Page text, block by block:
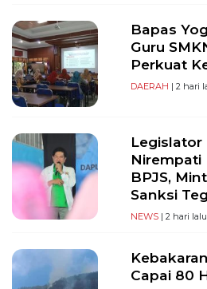
Bapas
Guru
Perkuat
DAERAH | 2 hari
Legislator
Nirempati
BPJS,
Sanksi
NEWS | 2 hari lalu
Capai 80